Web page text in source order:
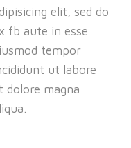
elit, sed do
fb aute in esse
tempor
ut labore
dolore magna